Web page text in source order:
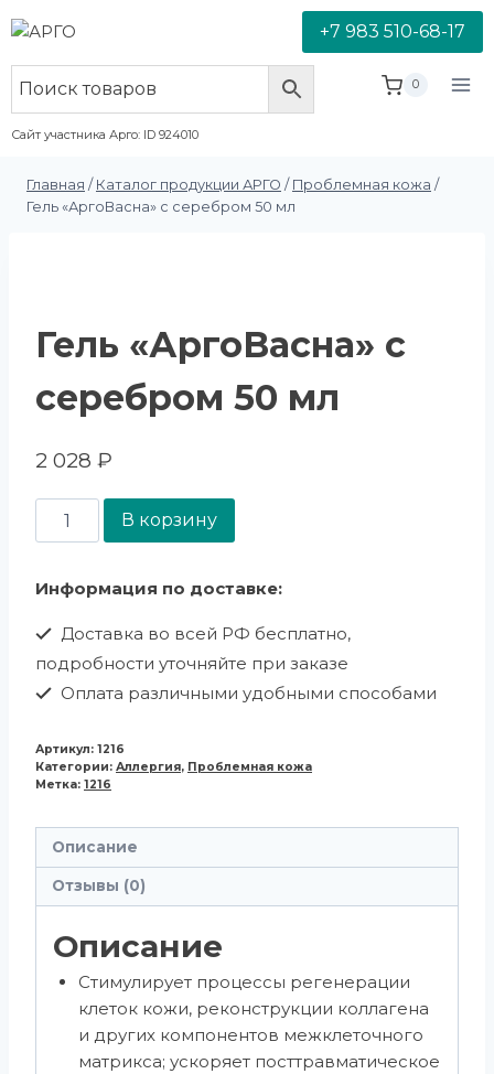
+7 983 510-68-17
Сайт участника Арго: ID 924010
0
Главная / Каталог продукции АРГО / Проблемная кожа /
Гель «АргоВасна» с серебром 50 мл
Гель «АргоВасна» с
серебром 50 мл
2 028 ₽
В корзину
Информация по доставке:
Доставка во всей РФ бесплатно,
подробности уточняйте при заказе
Оплата различными удобными способами
Артикул: 1216
Категории: Аллергия, Проблемная кожа
Метка: 1216
Описание
Отзывы (0)
Описание
Стимулирует процессы регенерации
клеток кожи, реконструкции коллагена
и других компонентов межклеточного
матрикса; ускоряет посттравматическое